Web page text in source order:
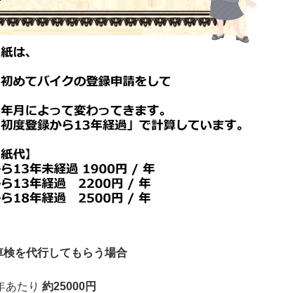
検を代行してもらう場合
たり 約25000円